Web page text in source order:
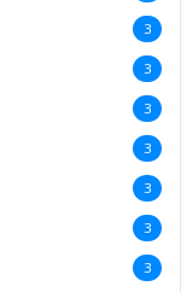
3
3
3
3
3
3
3